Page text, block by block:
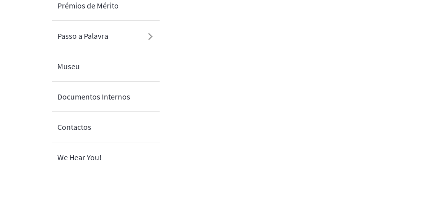
Prémios de Mérito
Passo a Palavra
Museu
Documentos Internos
Contactos
We Hear You!